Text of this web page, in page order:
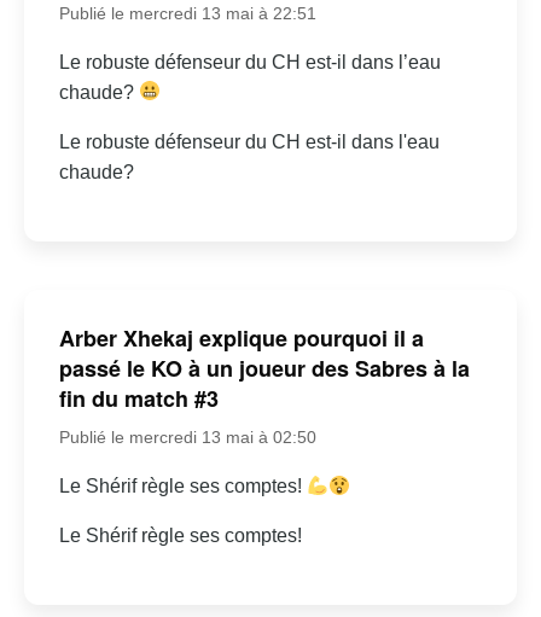
Publié le mercredi 13 mai à 22:51
Le robuste défenseur du CH est-il dans l’eau
chaude?
Le robuste défenseur du CH est-il dans l'eau
chaude?
Arber Xhekaj explique pourquoi il a
passé le KO à un joueur des Sabres à la
fin du match #3
Publié le mercredi 13 mai à 02:50
Le Shérif règle ses comptes!
Le Shérif règle ses comptes!